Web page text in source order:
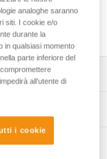
CARITOOL
e P043AB00).
analoghe saranno
siti. I cookie e/o
durante la
in qualsiasi momento
parte inferiore del
all’utente di
i cookie